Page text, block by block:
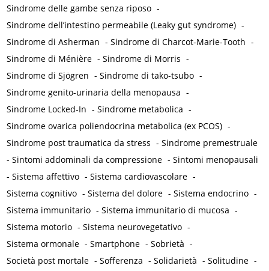
Sindrome delle gambe senza riposo -
Sindrome dell’intestino permeabile (Leaky gut syndrome) -
Sindrome di Asherman -Sindrome di Charcot-Marie-Tooth -
Sindrome di Ménière -Sindrome di Morris -
Sindrome di Sjögren -Sindrome di tako-tsubo -
Sindrome genito-urinaria della menopausa -
Sindrome Locked-In -Sindrome metabolica -
Sindrome ovarica poliendocrina metabolica (ex PCOS) -
Sindrome post traumatica da stress -Sindrome premestruale
-Sintomi addominali da compressione -Sintomi menopausali
-Sistema affettivo -Sistema cardiovascolare -
Sistema cognitivo -Sistema del dolore -Sistema endocrino -
Sistema immunitario -Sistema immunitario di mucosa -
Sistema motorio -Sistema neurovegetativo -
Sistema ormonale -Smartphone -Sobrietà -
Società post mortale -Sofferenza -Solidarietà -Solitudine -